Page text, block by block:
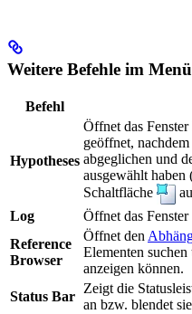
Weitere Befehle im
Befehl
Hypotheses
Öffnet das Fenster
geöffnet,
abgeglichen und
ausgewählt haben
Schaltfläche
Log
Öffnet das Fenster
Reference
Browser
Öffnet den
Elementen
anzeigen können.
Status Bar
Zeigt die
an bzw. blendet